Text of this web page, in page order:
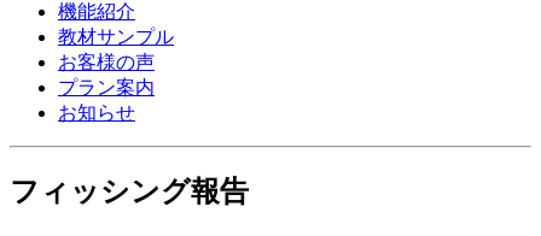
機能紹介
教材サンプル
お客様の声
プラン案内
お知らせ
フィッシング報告